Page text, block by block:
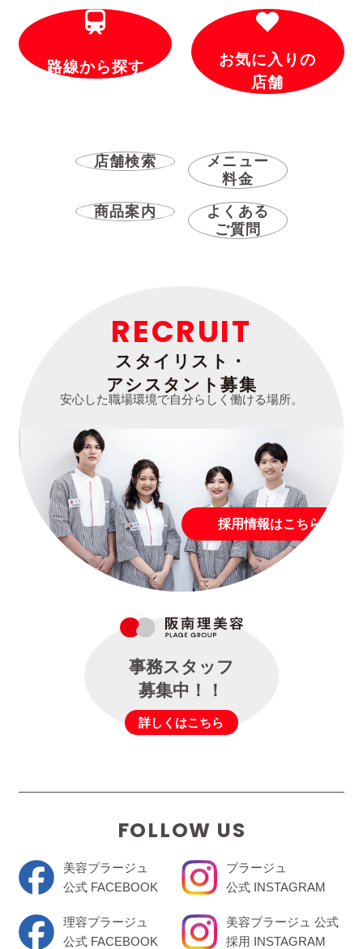
路線から探す
お気に入りの
店舗
店舗検索
メニュー
料金
商品案内
よくある
ご質問
RECRUIT
スタイリスト・
アシスタント募集
安心した職場環境で自分らしく働ける場所。
採用情報はこちら
事務スタッフ
募集中！！
詳しくはこちら
FOLLOW US
美容プラージュ
公式 FACEBOOK
理容プラージュ
公式 FACEBOOK
プラージュ
公式 INSTAGRAM
美容プラージュ 公式
採用 INSTAGRAM